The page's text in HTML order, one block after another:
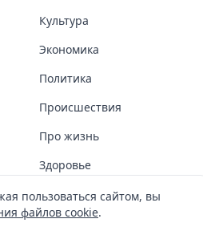
Культура
Экономика
Политика
Происшествия
Про жизнь
Здоровье
COVID-19
Спорт
пользоваться сайтом, вы
файлов cookie.